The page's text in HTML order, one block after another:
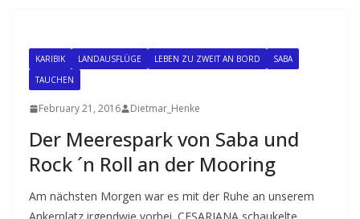
KARIBIK LANDAUSFLÜGE LEBEN ZU ZWEIT AN BORD
SABA
TAUCHEN
February 21, 2016 Dietmar_Henke
Der Meerespark von Saba und
Rock ´n Roll an der Mooring
Am nächsten Morgen war es mit der Ruhe an unserem